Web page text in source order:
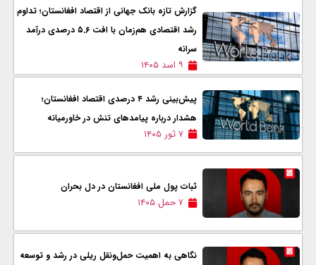
گزارش تازه بانک جهانی از اقتصاد افغانستان؛ تداوم
رشد اقتصادی هم‌زمان با افت ۵.۶ درصدی درآمد
سرانه
۹ اسد ۱۴۰۵
پیش‌بینی رشد ۴ درصدی اقتصاد افغانستان؛
هشدار درباره پیامدهای تنش‌ در خاورمیانه
۷ ثور ۱۴۰۵
ثبات پول ملی افغانستان در دل بحران
۷ حمل ۱۴۰۵
نگاهی به اهمیت حمل‌ونقل ریلی در رشد و توسعه